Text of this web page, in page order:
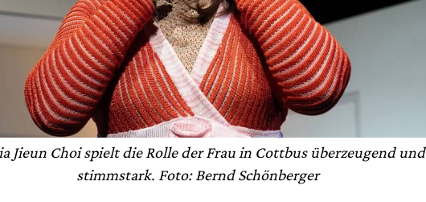
Jieun Choi spielt die Rolle der Frau in Cottbus überzeugend und
stimmstark. Foto: Bernd Schönberger